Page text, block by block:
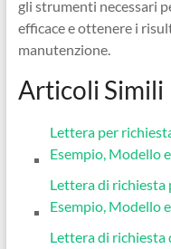
gli strumenti necessari
efficace e ottenere i
manutenzione.
Articoli Simili
Lettera per
Esempio, Modello
Lettera di richiesta
Esempio, Modello
Lettera di richiesta